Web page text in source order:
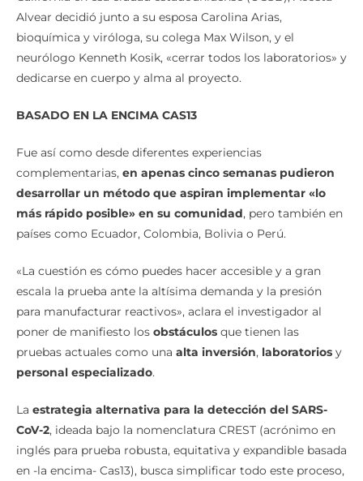
bioquímica y viróloga, su colega Max Wilson, y el
neurólogo Kenneth Kosik, «cerrar todos los laboratorios» y
dedicarse en cuerpo y alma al proyecto.
complementarias,en apenas cinco semanas pudieron
desarrollar un método que aspiran implementar «lo
más rápido posible» en su comunidad, pero también en
países como Ecuador, Colombia, Bolivia o Perú.
escala la prueba ante la altísima demanda y la presión
para manufacturar reactivos», aclara el investigador al
poner de manifiesto losobstáculosque tienen las
pruebas actuales como unaalta inversión,laboratorios
personal especializado .
CoV-2, ideada bajo la nomenclatura CREST (acrónimo en
inglés para prueba robusta, equitativa y expandible basada
en -la encima- Cas13), busca simplificar todo este proceso,
aseguró en una entrevista con Efe.